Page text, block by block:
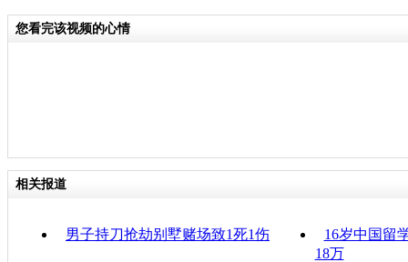
您看完该视频的心情
相关报道
男子持刀抢劫别墅赌场致1死1伤
16岁中国留
18万